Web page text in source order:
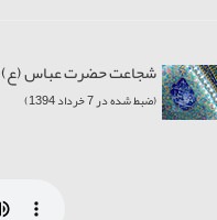
شجاعت حضرت عباس (ع)
(ضبط شده در 7 خرداد 1394)